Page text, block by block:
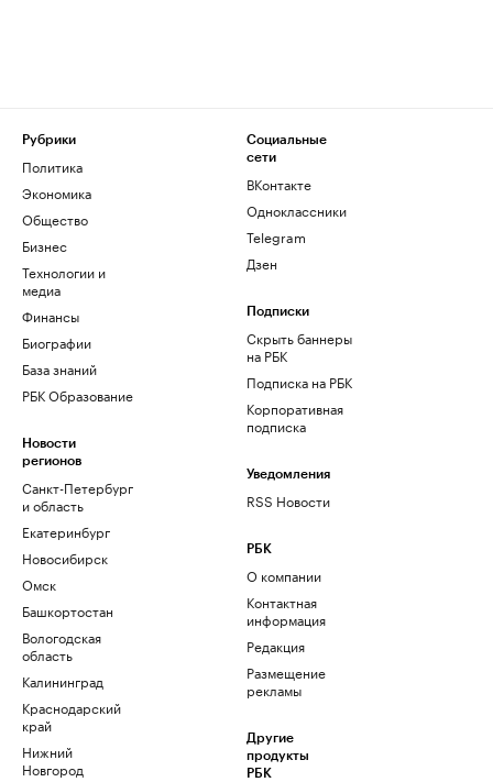
Рубрики
Политика
Экономика
Общество
Бизнес
Технологии и
медиа
Финансы
Биографии
База знаний
РБК Образование
Новости
регионов
Санкт-Петербург
и область
Екатеринбург
Новосибирск
Омск
Башкортостан
Вологодская
область
Калининград
Краснодарский
край
Нижний
Новгород
Социальные
сети
ВКонтакте
Одноклассники
Telegram
Дзен
Подписки
Скрыть баннеры
на РБК
Подписка на РБК
Корпоративная
подписка
Уведомления
RSS Новости
РБК
О компании
Контактная
информация
Редакция
Размещение
рекламы
Другие
продукты
РБК